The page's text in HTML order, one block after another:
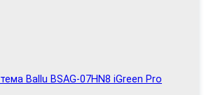
Ballu BSAG-07HN8 iGreen Pro